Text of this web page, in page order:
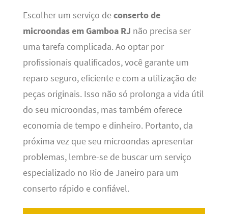
Escolher um serviço deconserto de
microondas em Gamboa RJ não precisa ser
uma tarefa complicada. Ao optar por
profissionais qualificados, você garante um
reparo seguro, eficiente e com a utilização de
peças originais. Isso não só prolonga a vida útil
do seu microondas, mas também oferece
economia de tempo e dinheiro. Portanto, da
próxima vez que seu microondas apresentar
problemas, lembre-se de buscar um serviço
especializado no Rio de Janeiro para um
conserto rápido e confiável.